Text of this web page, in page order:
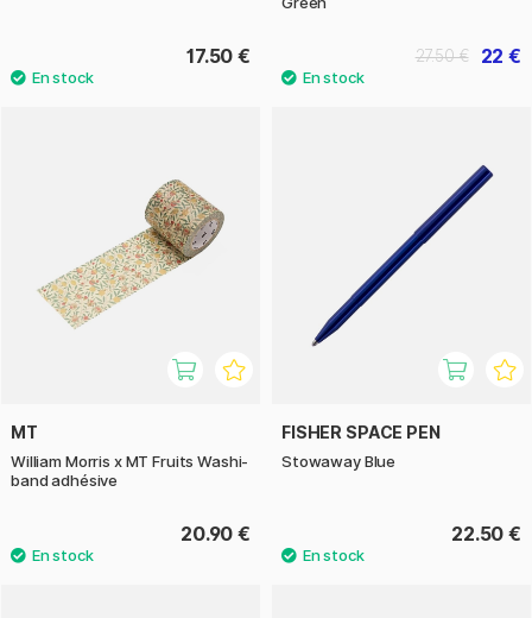
17.50 € 22 €
27.50 €
MT
William Morris x MT Fruits Washi-
band adhésive
20.90 €
FISHER SPACE PEN
Stowaway Blue
22.50 €